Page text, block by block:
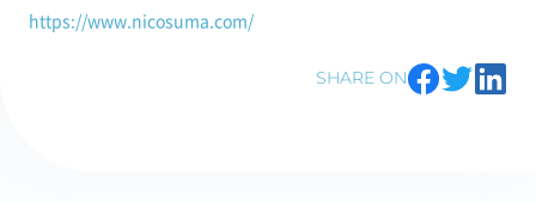
https://www.nicosuma.com/
SHARE ON